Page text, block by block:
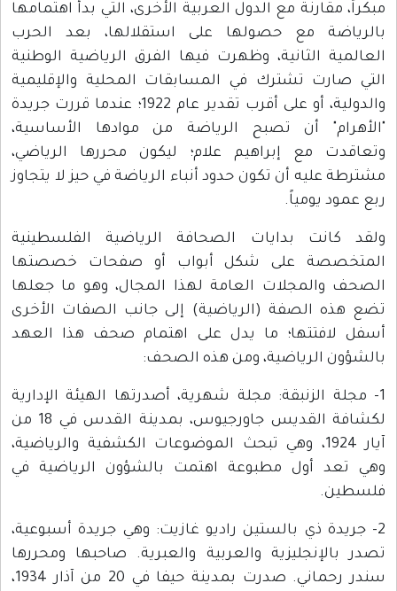
مبكراً، مقارنة مع الدول العربية الأخرى، التي بدأ اهتمامها
بالرياضة مع حصولها على استقلالها، بعد الحرب
العالمية الثانية، وظهرت فيها الفرق الرياضية الوطنية
التي صارت تشترك في المسابقات المحلية والإقليمية
والدولية، أو على أقرب تقدير عام 1922؛ عندما قررت جريدة
"الأهرام" أن تصبح الرياضة من موادها الأساسية،
وتعاقدت مع إبراهيم علام؛ ليكون محررها الرياضي،
مشترطة عليه أن تكون حدود أنباء الرياضة في حيز لا يتجاوز
ربع عمود يومياً.
ولقد كانت بدايات الصحافة الرياضية الفلسطينية
المتخصصة على شكل أبواب أو صفحات خصصتها
الصحف والمجلات العامة لهذا المجال، وهو ما جعلها
تضع هذه الصفة (الرياضية) إلى جانب الصفات الأخرى
أسفل لافتتها؛ ما يدل على اهتمام صحف هذا العهد
بالشؤون الرياضية، ومن هذه الصحف:
1- مجلة الزنبقة: مجلة شهرية، أصدرتها الهيئة الإدارية
لكشافة القديس جاورجيوس، بمدينة القدس في 18 من
آيار 1924، وهي تبحث الموضوعات الكشفية والرياضية،
وهي تعد أول مطبوعة اهتمت بالشؤون الرياضية في
فلسطين.
2- جريدة ذي بالستين راديو غازيت: وهي جريدة أسبوعية،
تصدر بالإنجليزية والعربية والعبرية. صاحبها ومحررها
سندر رحماني. صدرت بمدينة حيفا في 20 من آذار 1934،